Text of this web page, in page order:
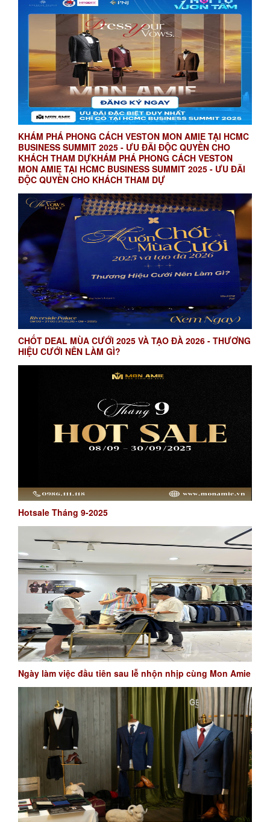
KHÁM PHÁ PHONG CÁCH VESTON MON AMIE TẠI HCMC
BUSINESS SUMMIT 2025 - ƯU ĐÃI ĐỘC QUYỀN CHO
KHÁCH THAM DỰKHÁM PHÁ PHONG CÁCH VESTON
MON AMIE TẠI HCMC BUSINESS SUMMIT 2025 - ƯU ĐÃI
ĐỘC QUYỀN CHO KHÁCH THAM DỰ
CHỐT DEAL MÙA CƯỚI 2025 VÀ TẠO ĐÀ 2026 - THƯƠNG
HIỆU CƯỚI NÊN LÀM GÌ?
Hotsale Tháng 9-2025
Ngày làm việc đầu tiên sau lễ nhộn nhịp cùng Mon Amie